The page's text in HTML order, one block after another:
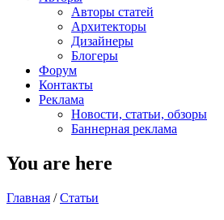
Авторы статей
Архитекторы
Дизайнеры
Блогеры
Форум
Контакты
Реклама
Новости, статьи, обзоры
Баннерная реклама
You are here
Главная / Статьи